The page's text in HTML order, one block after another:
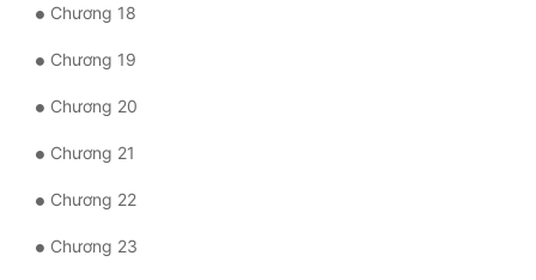
Tiên Hiệp
Tiểu Thuyết
Trinh Thám
Triều Đấu
Trùng Sinh
Trọng Sinh
Chương 18
Chương 19
Chương 20
Chương 21
Chương 22
Chương 23